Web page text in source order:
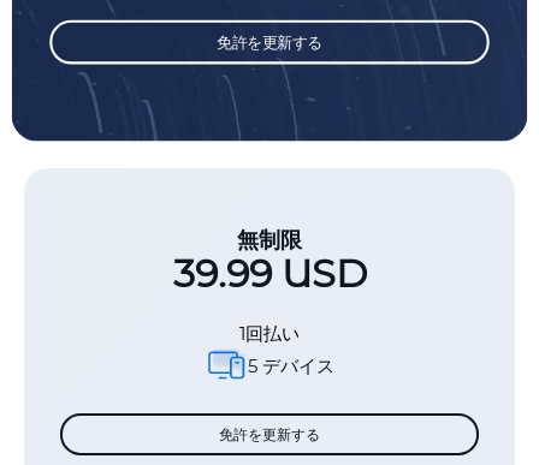
免許を更新する
無制限
39.99 USD
1回払い
5 デバイス
免許を更新する